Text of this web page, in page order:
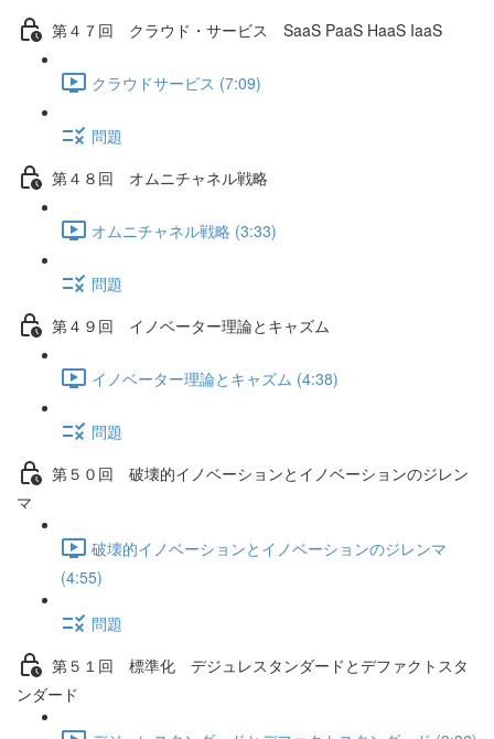
第４７回 クラウド・サービス SaaS PaaS HaaS IaaS
クラウドサービス (7:09)
問題
第４８回 オムニチャネル戦略
オムニチャネル戦略 (3:33)
問題
第４９回 イノベーター理論とキャズム
イノベーター理論とキャズム (4:38)
問題
第５０回 破壊的イノベーションとイノベーションのジレン
マ
破壊的イノベーションとイノベーションのジレンマ
(4:55)
問題
第５１回 標準化 デジュレスタンダードとデファクトスタ
ンダード